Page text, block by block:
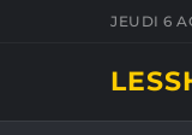
JEUDI 6